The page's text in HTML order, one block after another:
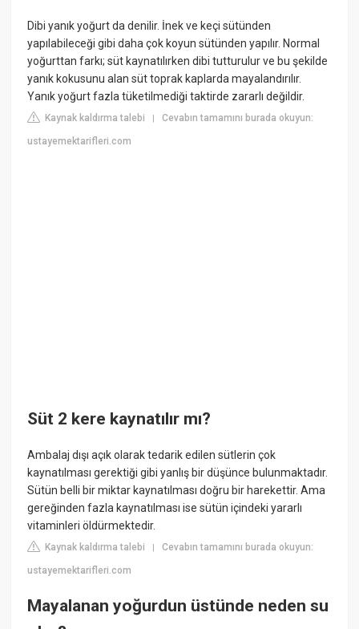
Dibi yanık yoğurt da denilir. İnek ve keçi sütünden
yapılabileceği gibi daha çok koyun sütünden yapılır. Normal
yoğurttan farkı; süt kaynatılırken dibi tutturulur ve bu şekilde
yanık kokusunu alan süt toprak kaplarda mayalandırılır.
Yanık yoğurt fazla tüketilmediği taktirde zararlı değildir.
Kaynak kaldırma talebi |Cevabın tamamını burada okuyun:
ustayemektarifleri.com
Süt 2 kere kaynatılır mı?
Ambalaj dışı açık olarak tedarik edilen sütlerin çok
kaynatılması gerektiği gibi yanlış bir düşünce bulunmaktadır.
Sütün belli bir miktar kaynatılması doğru bir harekettir. Ama
gereğinden fazla kaynatılması ise sütün içindeki yararlı
vitaminleri öldürmektedir.
Kaynak kaldırma talebi |Cevabın tamamını burada okuyun:
ustayemektarifleri.com
Mayalanan yoğurdun üstünde neden su